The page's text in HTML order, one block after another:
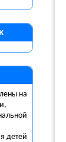
на
детей